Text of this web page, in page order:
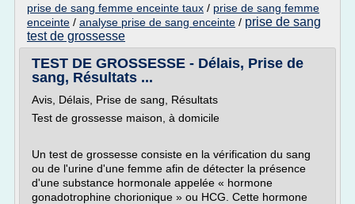
prise de sang femme enceinte taux / prise de sang femme
enceinte / analyse prise de sang enceinte / prise de sang
test de grossesse
TEST DE GROSSESSE - Délais, Prise de
sang, Résultats ...
Avis, Délais, Prise de sang, Résultats
Test de grossesse maison, à domicile
Un test de grossesse consiste en la vérification du sang
ou de l'urine d'une femme afin de détecter la présence
d'une substance hormonale appelée « hormone
gonadotrophine chorionique » ou HCG. Cette hormone